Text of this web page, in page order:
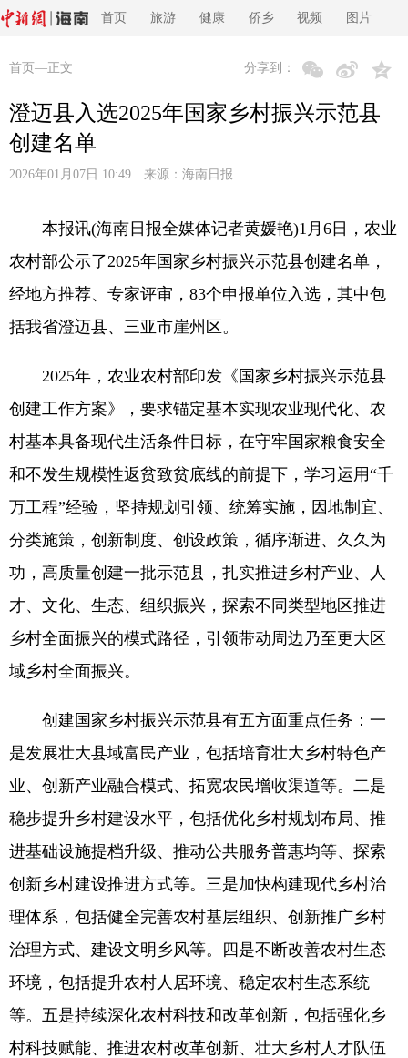
首页 旅游 健康 侨乡 视频 图片
首页 —正文 分享到：
澄迈县入选2025年国家乡村振兴示范县
创建名单
2026年01月07日 10:49 来源： 海南日报
本报讯(海南日报全媒体记者黄媛艳)1月6日，农业
农村部公示了2025年国家乡村振兴示范县创建名单，
经地方推荐、专家评审，83个申报单位入选，其中包
括我省澄迈县、三亚市崖州区。
2025年，农业农村部印发《国家乡村振兴示范县
创建工作方案》，要求锚定基本实现农业现代化、农
村基本具备现代生活条件目标，在守牢国家粮食安全
和不发生规模性返贫致贫底线的前提下，学习运用“千
万工程”经验，坚持规划引领、统筹实施，因地制宜、
分类施策，创新制度、创设政策，循序渐进、久久为
功，高质量创建一批示范县，扎实推进乡村产业、人
才、文化、生态、组织振兴，探索不同类型地区推进
乡村全面振兴的模式路径，引领带动周边乃至更大区
域乡村全面振兴。
创建国家乡村振兴示范县有五方面重点任务：一
是发展壮大县域富民产业，包括培育壮大乡村特色产
业、创新产业融合模式、拓宽农民增收渠道等。二是
稳步提升乡村建设水平，包括优化乡村规划布局、推
进基础设施提档升级、推动公共服务普惠均等、探索
创新乡村建设推进方式等。三是加快构建现代乡村治
理体系，包括健全完善农村基层组织、创新推广乡村
治理方式、建设文明乡风等。四是不断改善农村生态
环境，包括提升农村人居环境、稳定农村生态系统
等。五是持续深化农村科技和改革创新，包括强化乡
村科技赋能、推进农村改革创新、壮大乡村人才队伍